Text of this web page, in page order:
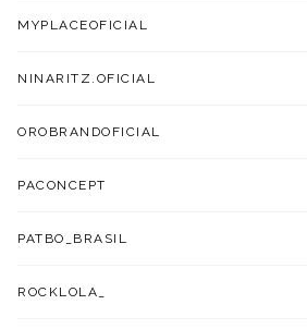
MYPLACEOFICIAL
NINARITZ.OFICIAL
OROBRANDOFICIAL
PACONCEPT
PATBO_BRASIL
ROCKLOLA_